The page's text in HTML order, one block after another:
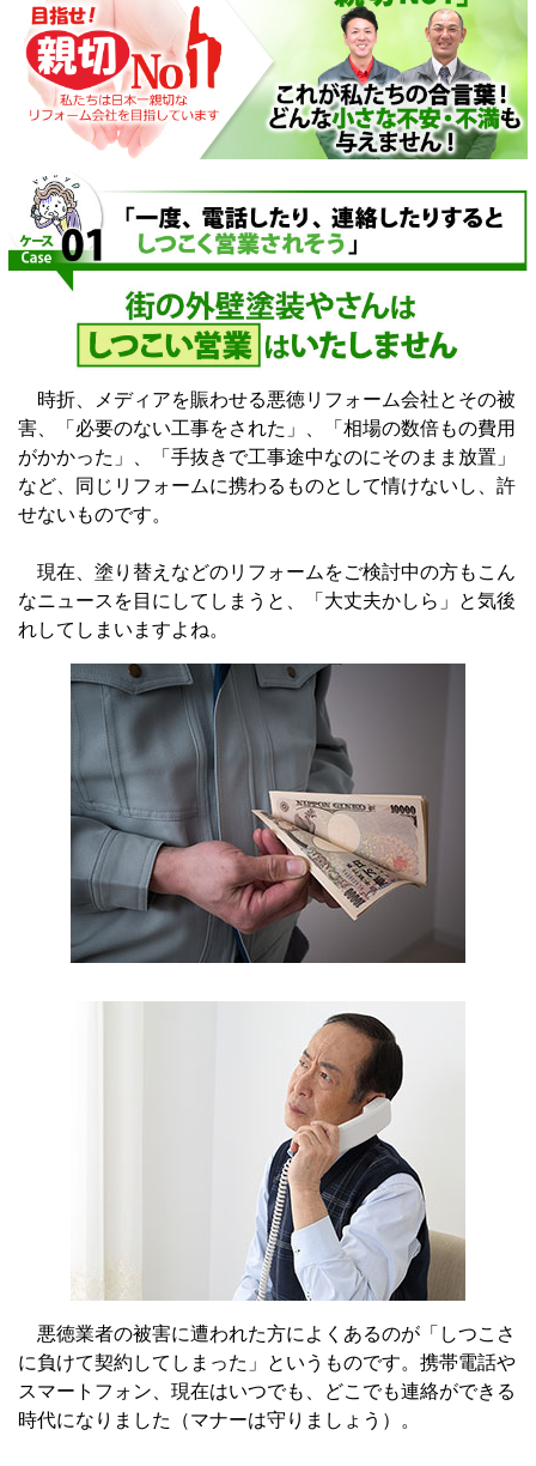
時折、メディアを賑わせる悪徳リフォーム会社とその被
害、「必要のない工事をされた」、「相場の数倍もの費用
がかかった」、「手抜きで工事途中なのにそのまま放置」
など、同じリフォームに携わるものとして情けないし、許
せないものです。
現在、塗り替えなどのリフォームをご検討中の方もこん
なニュースを目にしてしまうと、「大丈夫かしら」と気後
れしてしまいますよね。
悪徳業者の被害に遭われた方によくあるのが「しつこさ
に負けて契約してしまった」というものです。携帯電話や
スマートフォン、現在はいつでも、どこでも連絡ができる
時代になりました（マナーは守りましょう）。